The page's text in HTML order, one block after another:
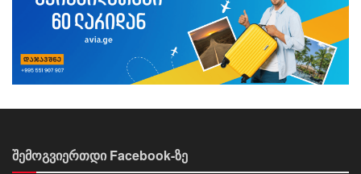
შემოგვიერთდი Facebook-ზე